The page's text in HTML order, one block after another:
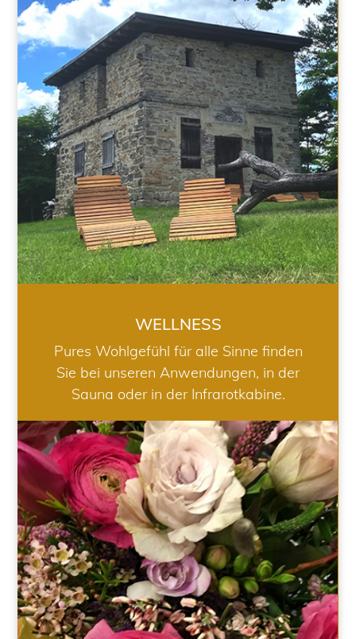
WELLNESS
WELLNESS
Pures Wohlgefühl für alle Sinne finden
Sie bei unseren Anwendungen, in der
Sauna oder in der Infrarotkabine.
HOCHZEIT